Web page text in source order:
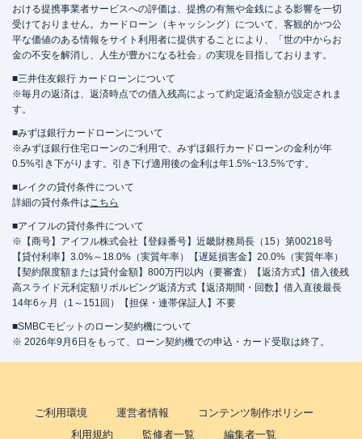
おける提携事業者サービスへの評価は、提携の有無や金銭による影響を一切
受けておりません。カードローン（キャッシング）について、客観的かつ公
平な価値のある情報をサイト利用者に提供することにより、「世の中からお
金の不安を解消し、人生が豊かになる社会」の実現を目指しております。
■三井住友銀行 カードローンについて
※毎月の返済は、返済時点での借入残高によって約定返済金額が設定されま
す。
■みずほ銀行カードローンについて
※みずほ銀行住宅ローンのご利用で、みずほ銀行カードローンの金利が年
0.5%引き下がります。引き下げ適用後の金利は年1.5%~13.5%です。
■レイクの貸付条件について
詳細の貸付条件はこちら
■アイフルの貸付条件について
※【商号】アイフル株式会社【登録番号】近畿財務局長（15）第00218号
【貸付利率】3.0%～18.0%（実質年率）【遅延損害金】20.0%（実質年率）
【契約限度額または貸付金額】800万円以内（要審査）【返済方式】借入後残
高スライド元利定額リボルビング返済方式【返済期間・回数】借入直後最長
14年6ヶ月（1～151回）【担保・連帯保証人】不要
■SMBCモビットのローン契約機について
※ 2026年9月6日をもって、ローン契約機での申込・カード受取は終了。
ご利用環境 運営者情報
コンテンツ制作ポリシー
利用規約
監修者一覧
編集者一覧